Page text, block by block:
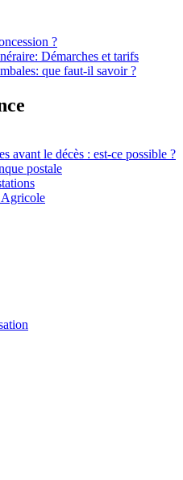
?
Démarches et tarifs
que faut-il savoir ?
avant le décès : est-ce possible ?
postale
Agricole